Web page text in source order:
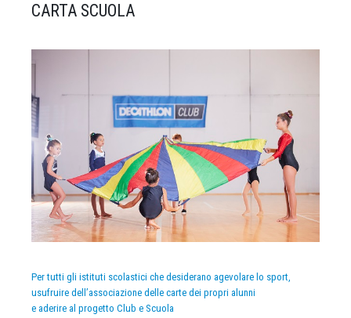
CARTA SCUOLA
Per tutti gli istituti scolastici che desiderano agevolare lo sport,
usufruire dell’associazione delle carte dei propri alunni
e aderire al progetto Club e Scuola